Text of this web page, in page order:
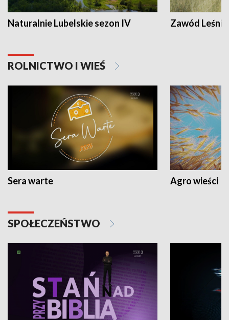
Naturalnie Lubelskie sezon IV Zawód Leśnik
ROLNICTWO I WIEŚ
Sera warte Agro wieści
SPOŁECZEŃSTWO